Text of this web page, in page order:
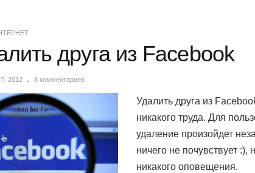
друга из Facebook
2012 8 комментариев
Удалить друга из
никакого труда. Для
удаление произойдет
ничего не почувствует :),
никакого оповещения.